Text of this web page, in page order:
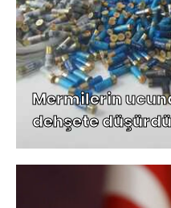
Mermilerin
dehşete düşürdü